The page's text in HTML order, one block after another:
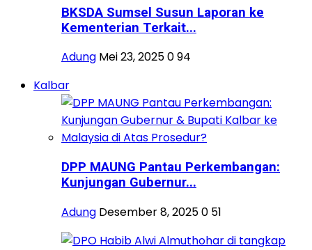
BKSDA Sumsel Susun Laporan ke
Kementerian Terkait...
Adung Mei 23, 2025094
Kalbar
DPP MAUNG Pantau Perkembangan:
Kunjungan Gubernur...
Adung Desember 8, 20250 51